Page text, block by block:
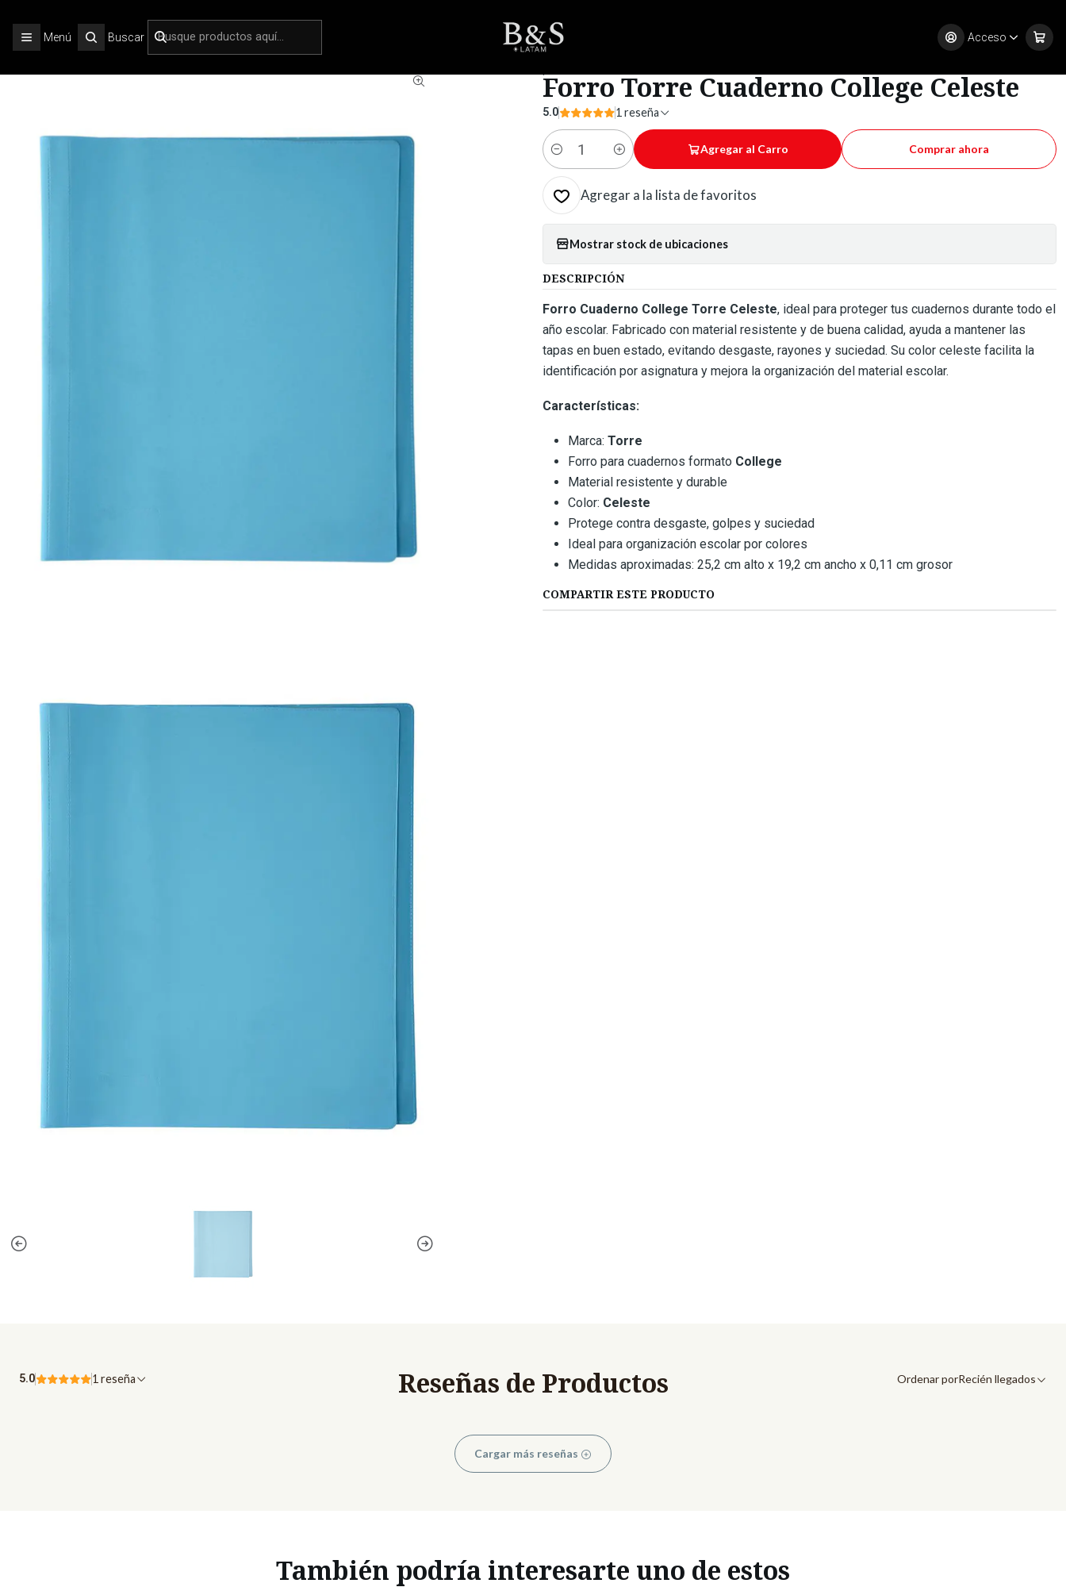
Menú Buscar Acceso
Forro Torre Cuaderno College Celeste
5.0 1 reseña
Cantidad
Agregar al Carro Comprar ahora
Agregar a la lista de favoritos
Mostrar stock de ubicaciones
DESCRIPCIÓN
Forro Cuaderno College Torre Celeste, ideal para proteger tus cuadernos durante todo el
año escolar. Fabricado con material resistente y de buena calidad, ayuda a mantener las
tapas en buen estado, evitando desgaste, rayones y suciedad. Su color celeste facilita la
identificación por asignatura y mejora la organización del material escolar.
Características:
Marca: Torre
Forro para cuadernos formato College
Material resistente y durable
Color: Celeste
Protege contra desgaste, golpes y suciedad
Ideal para organización escolar por colores
Medidas aproximadas: 25,2 cm alto x 19,2 cm ancho x 0,11 cm grosor
COMPARTIR ESTE PRODUCTO
Reseñas de Productos
5.0 1 reseña Ordenar porRecién llegados
Cargar más reseñas
También podría interesarte uno de estos